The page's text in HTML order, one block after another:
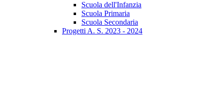
Scuola dell'Infanzia
Scuola Primaria
Scuola Secondaria
Progetti A. S. 2023 - 2024